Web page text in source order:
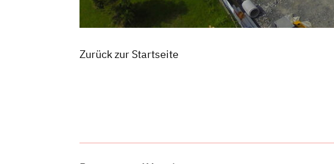
Zurück zur Startseite